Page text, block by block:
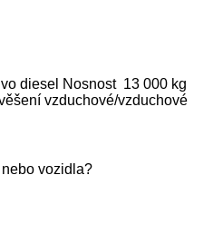
diesel Nosnost 13 000 kg
vzduchové/vzduchové
vozidla?